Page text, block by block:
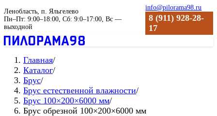
Ленобласть, п. Яльгелево
Пн–Пт: 9:00–18:00, Сб: 9:0–17:00, Вс —
выходной
info@pilorama98.ru
8 (911) 928-28-
17
Главная/
Каталог/
Брус/
Брус естественной влажности/
Брус 100×200×6000 мм/
Брус обрезной 100×200×6000 мм